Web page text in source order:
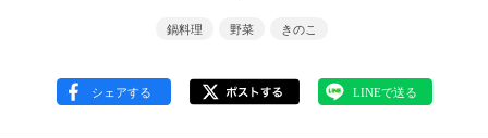
鍋料理 野菜 きのこ